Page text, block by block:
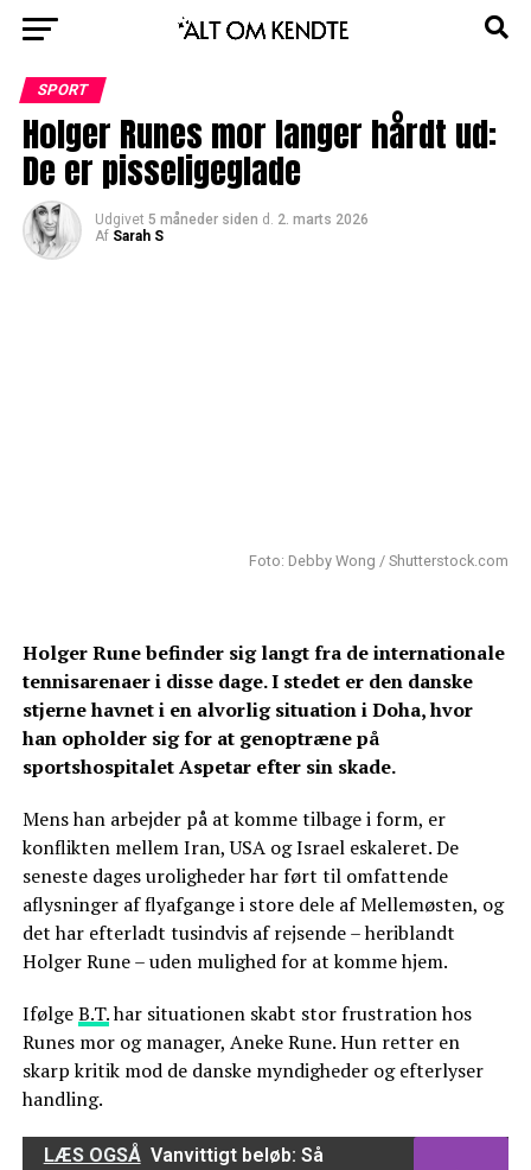
SPORT
Holger Runes mor langer hårdt ud:
De er pisseligeglade
Udgivet 5 måneder siden d. 2. marts 2026
Af Sarah S
Foto: Debby Wong / Shutterstock.com
Holger Rune befinder sig langt fra de internationale
tennisarenaer i disse dage. I stedet er den danske
stjerne havnet i en alvorlig situation i Doha, hvor
han opholder sig for at genoptræne på
sportshospitalet Aspetar efter sin skade.
Mens han arbejder på at komme tilbage i form, er
konflikten mellem Iran, USA og Israel eskaleret. De
seneste dages uroligheder har ført til omfattende
aflysninger af flyafgange i store dele af Mellemøsten, og
det har efterladt tusindvis af rejsende – heriblandt
Holger Rune – uden mulighed for at komme hjem.
IfølgeB.T.har situationen skabt stor frustration hos
Runes mor og manager, Aneke Rune. Hun retter en
skarp kritik mod de danske myndigheder og efterlyser
handling.
LÆS OGSÅ Vanvittigt beløb: Så